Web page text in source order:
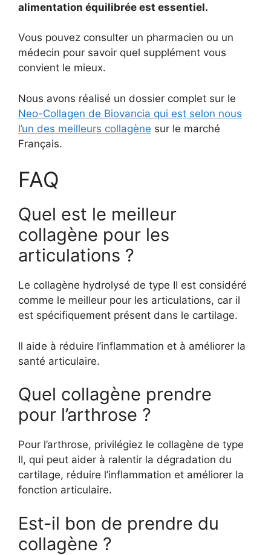
alimentation équilibrée est essentiel.
Vous pouvez consulter un pharmacien ou un
médecin pour savoir quel supplément vous
convient le mieux.
Nous avons réalisé un dossier complet sur le
Neo-Collagen de Biovancia qui est selon nous
l’un des meilleurs collagène sur le marché
Français.
FAQ
Quel est le meilleur
collagène pour les
articulations ?
Le collagène hydrolysé de type II est considéré
comme le meilleur pour les articulations, car il
est spécifiquement présent dans le cartilage.
Il aide à réduire l’inflammation et à améliorer la
santé articulaire.
Quel collagène prendre
pour l’arthrose ?
Pour l’arthrose, privilégiez le collagène de type
II, qui peut aider à ralentir la dégradation du
cartilage, réduire l’inflammation et améliorer la
fonction articulaire.
Est-il bon de prendre du
collagène ?